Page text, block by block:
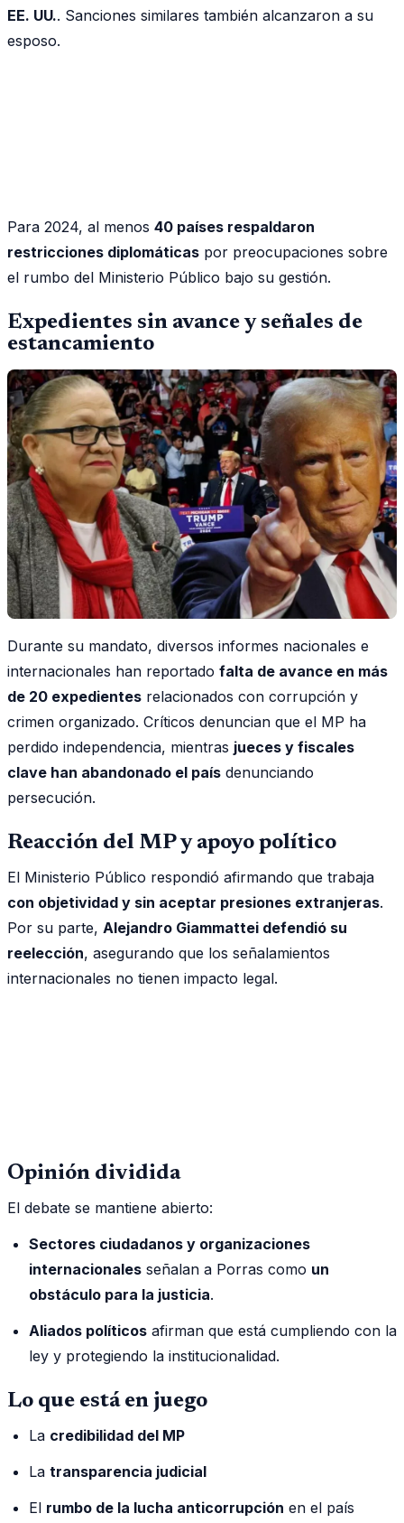
EE. UU.. Sanciones similares también alcanzaron a su
esposo.
Para 2024, al menos 40 países respaldaron
restricciones diplomáticas por preocupaciones sobre
el rumbo del Ministerio Público bajo su gestión.
Expedientes sin avance y señales de
estancamiento
Durante su mandato, diversos informes nacionales e
internacionales han reportado falta de avance en más
de 20 expedientes relacionados con corrupción y
crimen organizado. Críticos denuncian que el MP ha
perdido independencia, mientras jueces y fiscales
clave han abandonado el país denunciando
persecución.
Reacción del MP y apoyo político
El Ministerio Público respondió afirmando que trabaja
con objetividad y sin aceptar presiones extranjeras.
Por su parte, Alejandro Giammattei defendió su
reelección, asegurando que los señalamientos
internacionales no tienen impacto legal.
Opinión dividida
El debate se mantiene abierto:
Sectores ciudadanos y organizaciones
internacionales señalan a Porras como un
obstáculo para la justicia.
Aliados políticos afirman que está cumpliendo con la
ley y protegiendo la institucionalidad.
Lo que está en juego
La credibilidad del MP
La transparencia judicial
El rumbo de la lucha anticorrupción en el país